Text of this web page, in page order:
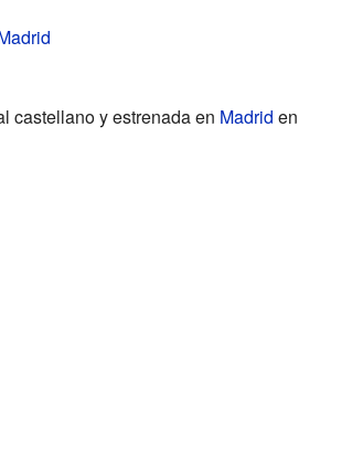
castellano y estrenada en Madrid en